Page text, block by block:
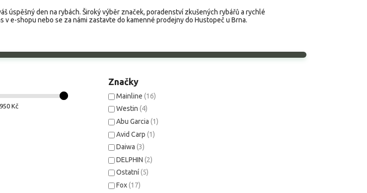
úspěšný den na rybách. Široký výběr značek, poradenství zkušených rybářů a rychlé
v e-shopu nebo se za námi zastavte do kamenné prodejny do Hustopeč u Brna.
Kč
Značky
Mainline(16)
Westin(4)
Abu Garcia(1)
Avid Carp(1)
Daiwa(3)
DELPHIN(2)
Ostatní(5)
Fox(17)